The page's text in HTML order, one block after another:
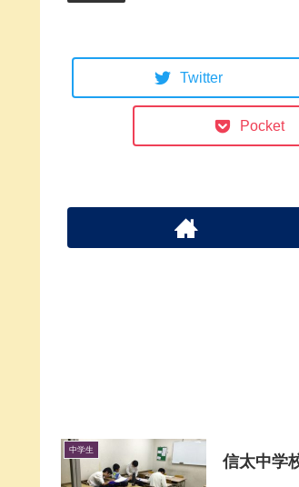
Twitter
Pocket
中学生
信太中学